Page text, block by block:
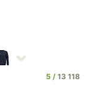
5
13 118